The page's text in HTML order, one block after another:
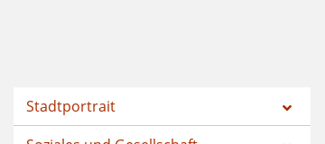
Stadtportrait